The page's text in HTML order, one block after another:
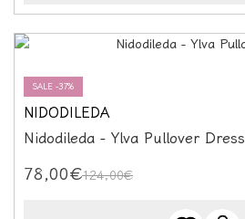
SALE -37%
NIDODILEDA
Nidodileda - Ylva Pullover Dress
78,00€124,00€